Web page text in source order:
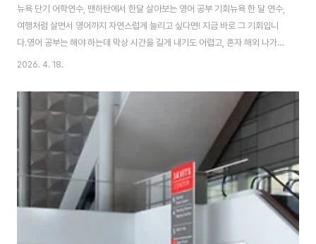
뉴욕 단기 어학연수, 맨하탄에서 한달 살아보는 영어 공부 기회뉴욕 한 달 연수,
여행처럼 살면서 영어까지 자연스럽게 늘리고 싶다면! 지금 바로 그 기회입니
다.영어 공부는 해야 하는데 막상 시간을 길게 내기도 어렵고, 혼자 해외 나가는
것도 은근 부담되잖아요. 이렇게 고민하고 미루다가 결국 아무것도 못 할 수 있
공부만 하는 게 아니라, 낮에는 뉴욕을 즐기고 저녁에는 영어를 배우거나, 반대
로 오전에 수업을 듣고 오후엔 뉴요커처럼 살아보는 경험까지 가능한 그런 프
로그램이요. 혼자 가도 괜찮을까 걱정했는데, JC뉴욕유학에서 공항 픽업부터
정착까지 다. 이런 기회, 생각보다 흔하지 않아요.무료상담 바로 신청하기
https://ope..
2026. 4. 18.